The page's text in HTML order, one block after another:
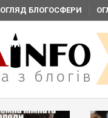
ОГЛЯД БЛОГОСФЕРИ